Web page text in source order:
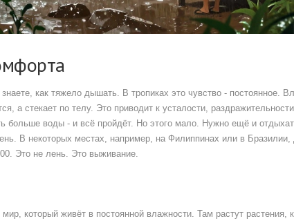
как тяжело дышать. В тропиках это чувство - постоянное.
а стекает по телу. Это приводит к усталости,
больше воды - и всё пройдёт. Но этого мало. Нужно ещё и
В некоторых местах, например, на Филиппинах или в
Это не лень. Это выживание.
который живёт в постоянной влажности. Там растут растения,